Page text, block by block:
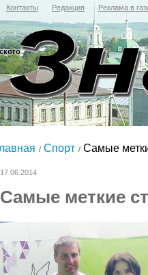
Контакты Редакция Реклама в
Спорт Самые
17.06.2014
Самые меткие